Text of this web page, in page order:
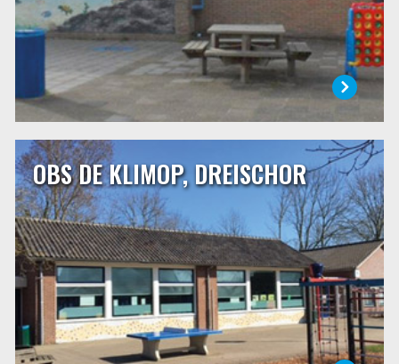
LEES MEER
OBS DE KLIMOP, DREISCHOR
OBS DE KLIMOP, DREISCHOR
OBS De Klimop is een dorpsschool van ongeveer 75
leerlingen in Dreischor. Onze school is een openbare
school die een centrale plaats inneemt binnen de
dorpsgemeenschap. Wij staan voor samen, verbindend,
liefdevol, vol vertrouwen en met plezier! Het motto van
onze school is: ‘Zorg voor elkaar!’
LEES MEER